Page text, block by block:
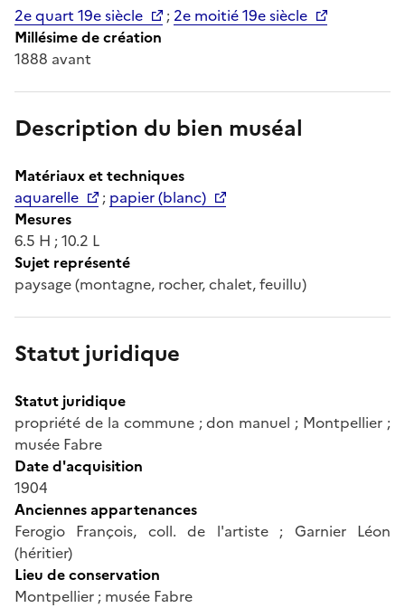
2e quart 19e siècle
; 2e moitié 19e siècle
Millésime de création
1888 avant
Description du bien muséal
Matériaux et techniques
aquarelle
; papier (blanc)
Mesures
6.5 H ; 10.2 L
Sujet représenté
paysage (montagne, rocher, chalet, feuillu)
Statut juridique
Statut juridique
propriété de la commune ; don manuel ; Montpellier ;
musée Fabre
Date d'acquisition
1904
Anciennes appartenances
Ferogio François, coll. de l'artiste ; Garnier Léon
(héritier)
Lieu de conservation
Montpellier ; musée Fabre